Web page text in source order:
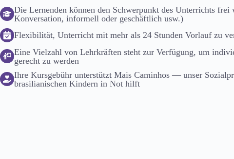
Die Lernenden können den Schwerpunkt des Unterrichts frei
Konversation, informell oder geschäftlich usw.)
Flexibilität, Unterricht mit mehr als 24 Stunden Vorlauf zu
Eine Vielzahl von Lehrkräften steht zur Verfügung, um
gerecht zu werden
Ihre Kursgebühr unterstützt Mais Caminhos — unser
brasilianischen Kindern in Not hilft